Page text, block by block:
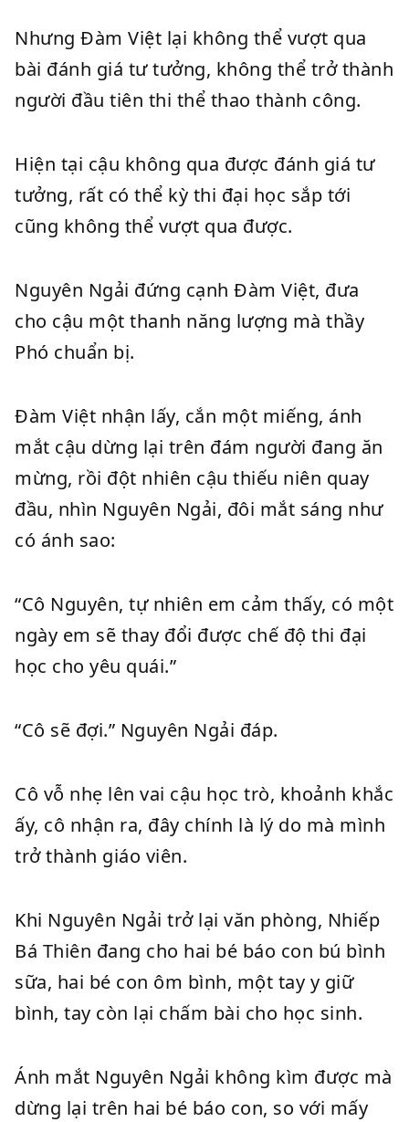
Nhưng Đàm Việt lại không thể vượt qua
bài đánh giá tư tưởng, không thể trở thành
người đầu tiên thi thể thao thành công.
Hiện tại cậu không qua được đánh giá tư
tưởng, rất có thể kỳ thi đại học sắp tới
cũng không thể vượt qua được.
Nguyên Ngải đứng cạnh Đàm Việt, đưa
cho cậu một thanh năng lượng mà thầy
Phó chuẩn bị.
Đàm Việt nhận lấy, cắn một miếng, ánh
mắt cậu dừng lại trên đám người đang ăn
mừng, rồi đột nhiên cậu thiếu niên quay
đầu, nhìn Nguyên Ngải, đôi mắt sáng như
có ánh sao:
“Cô Nguyên, tự nhiên em cảm thấy, có một
ngày em sẽ thay đổi được chế độ thi đại
học cho yêu quái.”
“Cô sẽ đợi.” Nguyên Ngải đáp.
Cô vỗ nhẹ lên vai cậu học trò, khoảnh khắc
ấy, cô nhận ra, đây chính là lý do mà mình
trở thành giáo viên.
Khi Nguyên Ngải trở lại văn phòng, Nhiếp
Bá Thiên đang cho hai bé báo con bú bình
sữa, hai bé con ôm bình, một tay y giữ
bình, tay còn lại chấm bài cho học sinh.
Ánh mắt Nguyên Ngải không kìm được mà
dừng lại trên hai bé báo con, so với mấy